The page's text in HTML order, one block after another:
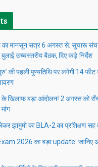
का मानसून सत्र 6 अगस्त से: सुचारू
बुलाई उच्चस्तरीय बैठक, दिए कड़े निर्देश
की पहली पुण्यतिथि पर लगेगी 14 फीट
खिलाफ बड़ा आंदोलन! 2 अगस्त को
झामुमो का BLA-2 का प्रशिक्षण
2026 का बड़ा update: जानिए